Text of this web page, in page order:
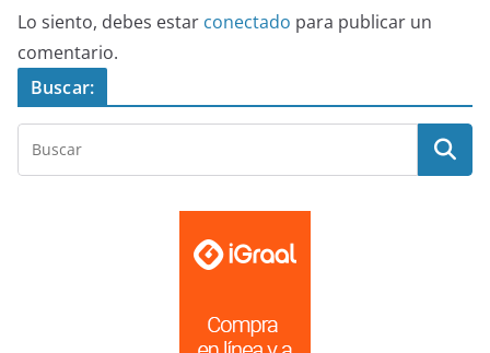
Lo siento, debes estar conectado para publicar un
comentario.
Buscar: